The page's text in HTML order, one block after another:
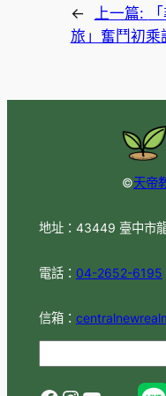
← 上一篇:
旅」奮鬥初乘
©天帝
地址：43449 臺中市
電話： 04-2652-6195
信箱：